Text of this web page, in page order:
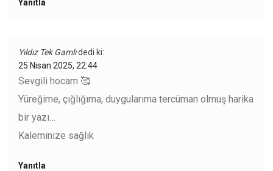
Yanıtla
Yıldız Tek Gamlıdedi ki:
25 Nisan 2025, 22:44
Sevgili hocam 🥰
Yüreğime, çığlığıma, duygularıma tercüman olmuş harika
bir yazı…
Kaleminize sağlık
Yanıtla